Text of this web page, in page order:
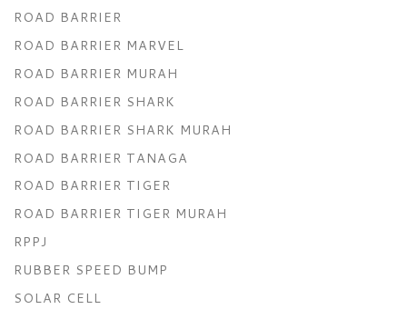
ROAD BARRIER
ROAD BARRIER MARVEL
ROAD BARRIER MURAH
ROAD BARRIER SHARK
ROAD BARRIER SHARK MURAH
ROAD BARRIER TANAGA
ROAD BARRIER TIGER
ROAD BARRIER TIGER MURAH
RPPJ
RUBBER SPEED BUMP
SOLAR CELL